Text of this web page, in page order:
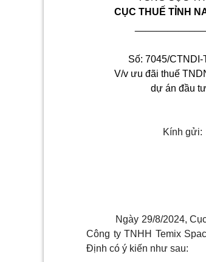
CỤC THU Ế TỈNH
Số: 7045/CTNDI-
V/v ưu đãi thuế
dự án đầu tư
Kính gửi:
Ngày 29/8/2024,
Công ty TNHH Temix
Định có ý kiến như sau: